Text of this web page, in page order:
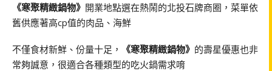
《寒聚精緻鍋物》 開業地點選在熱鬧的北投石牌商圈，菜單依
舊供應著高cp值的肉品、海鮮
不僅食材新鮮、份量十足， 《寒聚精緻鍋物》 的壽星優惠也非
常夠誠意，很適合各種類型的吃火鍋需求唷